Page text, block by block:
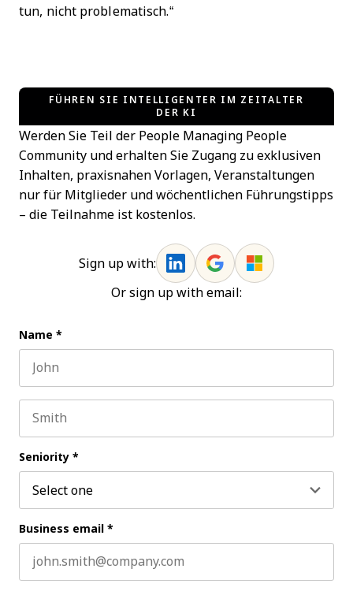
tun, nicht problematisch.“
FÜHREN SIE INTELLIGENTER IM ZEITALTER
DER KI
Werden Sie Teil der People Managing People
Community und erhalten Sie Zugang zu exklusiven
Inhalten, praxisnahen Vorlagen, Veranstaltungen
nur für Mitglieder und wöchentlichen Führungstipps
– die Teilnahme ist kostenlos.
Sign up with:
Or sign up with email:
Name *
Seniority *
Business email *